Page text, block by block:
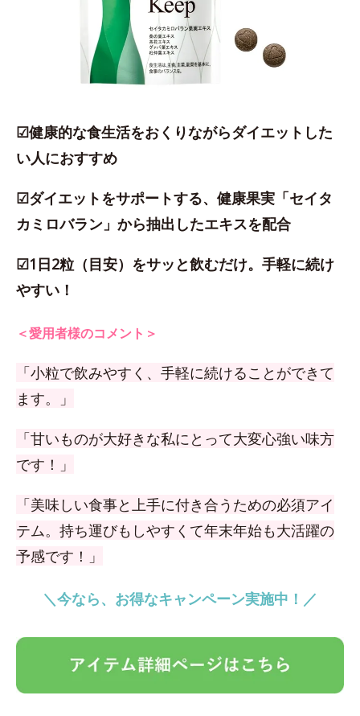
☑健康的な食生活をおくりながらダイエットした
い人におすすめ
☑ダイエットをサポートする、健康果実「セイタ
カミロバラン」から抽出したエキスを配合
☑1日2粒（目安）をサッと飲むだけ。手軽に続け
やすい！
＜愛用者様のコメント＞
「小粒で飲みやすく、手軽に続けることができて
ます。」
「甘いものが大好きな私にとって大変心強い味方
です！」
「美味しい食事と上手に付き合うための必須アイ
テム。持ち運びもしやすくて年末年始も大活躍の
予感です！」
＼今なら、お得なキャンペーン実施中！／